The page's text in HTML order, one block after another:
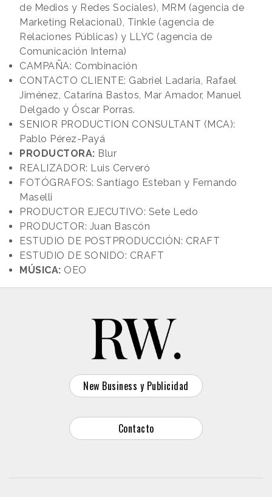
de Medios y Redes Sociales), MRM (agencia de
Marketing Relacional), Tinkle (agencia de
Relaciones Públicas) y LLYC (agencia de
Comunicación Interna)
CAMPAÑA: Combinación
CONTACTO CLIENTE: Gabriel Ladaria, Rafael
Jiménez, Catarina Bastos, Mar Amador, Manuel
Delgado y Óscar Porras.
SENIOR PRODUCTION CONSULTANT (MCA):
Pablo Pérez-Payá
PRODUCTORA: Blur
REALIZADOR: Luis Cerveró
FOTÓGRAFOS: Santiago Esteban y Fernando
Maselli
PRODUCTOR EJECUTIVO: Sete Ledo
PRODUCTOR: Juan Bascón
ESTUDIO DE POSTPRODUCCIÓN: CRAFT
ESTUDIO DE SONIDO: CRAFT
MÚSICA: OEO
New Business y Publicidad
Contacto